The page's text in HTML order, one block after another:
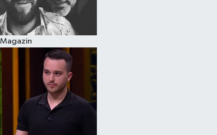
Magazin
Spor
Burç Yorumları
Çocuk
Eğitim
Hava Durumu